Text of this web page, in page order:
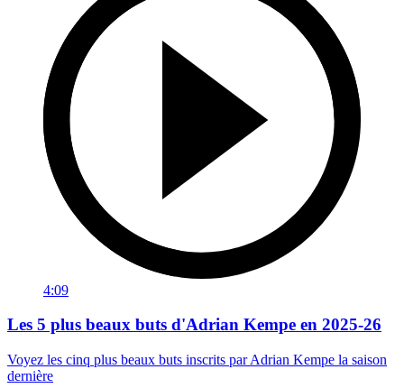
4:09
Les 5 plus beaux buts d'Adrian Kempe en 2025-26
Voyez les cinq plus beaux buts inscrits par Adrian Kempe la saison
dernière